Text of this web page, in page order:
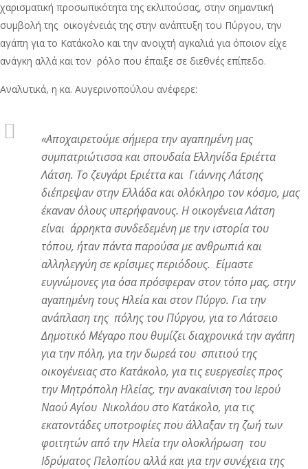
χαρισματική προσωπικότητα της εκλιπούσας, στην σημαντική
συμβολή της οικογένειάς της στην ανάπτυξη του Πύργου, την
αγάπη για το Κατάκολο και την ανοιχτή αγκαλιά για όποιον είχε
ανάγκη αλλά και τον ρόλο που έπαιξε σε διεθνές επίπεδο.
Αναλυτικά, η κα. Αυγερινοπούλου ανέφερε:
«Αποχαιρετούμε σήμερα την αγαπημένη μας
συμπατριώτισσα και σπουδαία Ελληνίδα Εριέττα
Λάτση. Το ζευγάρι Εριέττα και Γιάννης Λάτσης
διέπρεψαν στην Ελλάδα και ολόκληρο τον κόσμο, μας
έκαναν όλους υπερήφανους. Η οικογένεια Λάτση
είναι άρρηκτα συνδεδεμένη με την ιστορία του
τόπου, ήταν πάντα παρούσα με ανθρωπιά και
αλληλεγγύη σε κρίσιμες περιόδους. Είμαστε
ευγνώμονες για όσα πρόσφεραν στον τόπο μας, στην
αγαπημένη τους Ηλεία και στον Πύργο. Για την
ανάπλαση της πόλης του Πύργου, για το Λάτσειο
Δημοτικό Μέγαρο που θυμίζει διαχρονικά την αγάπη
για την πόλη, για την δωρεά του σπιτιού της
οικογένειας στο Κατάκολο, για τις ευεργεσίες προς
την Μητρόπολη Ηλείας, την ανακαίνιση του Ιερού
Ναού Αγίου Νικολάου στο Κατάκολο, για τις
εκατοντάδες υποτροφίες που άλλαξαν τη ζωή των
φοιτητών από την Ηλεία την ολοκλήρωση του
Ιδρύματος Πελοπίου αλλά και για την συνέχεια της